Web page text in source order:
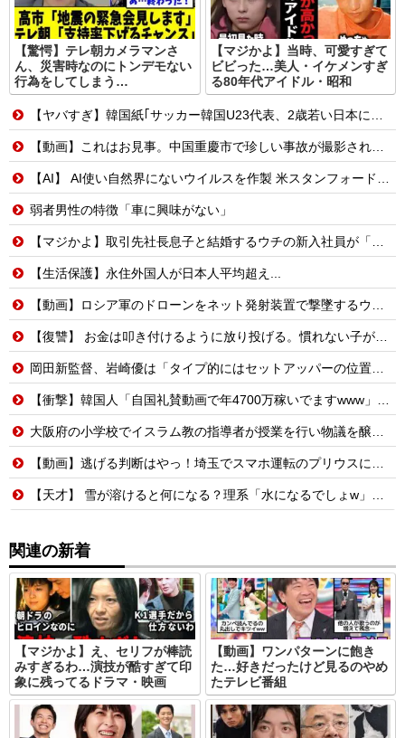
【驚愕】テレ朝カメラマンさ
ん、災害時なのにトンデモない
行為をしてしまう…
【マジかよ】当時、可愛すぎて
ビビった…美人・イケメンすぎ
る80年代アイドル・昭和
【ヤバすぎ】韓国紙｢サッカー韓国U23代表、2歳若い日本に負けると歴史的屈辱｣
【動画】これはお見事。中国重慶市で珍しい事故が撮影される。
【AI】 AI使い自然界にないウイルスを作製 米スタンフォード大学が成果発表
弱者男性の特徴「車に興味がない」
【マジかよ】取引先社長息子と結婚するウチの新入社員が「結婚も契約も中止になりました…」→俺「こっちもグループ全社の取引中止しよう」
【生活保護】永住外国人が日本人平均超え...
【動画】ロシア軍のドローンをネット発射装置で撃墜するウクライナ。
【復讐】 お金は叩き付けるように放り投げる。慣れない子がレジ打つと舌打ちしておっせーなと言う。
岡田新監督、岩崎優は「タイプ的にはセットアッパーの位置が一番合うてる」←おーん
【衝撃】韓国人「自国礼賛動画で年4700万稼いでますwww」→海外の反応ch運営の秘密…
大阪府の小学校でイスラム教の指導者が授業を行い物議を醸す！ #大阪 #イスラム教 #モスク
【動画】逃げる判断はやっ！埼玉でスマホ運転のプリウスに当て逃げされる車載。
【天才】 雪が溶けると何になる？理系「水になるでしょw」文系ワイ「はぁ～…」→結果ｗｗｗ
関連の新着
【マジかよ】え、セリフが棒読
みすぎるわ…演技が酷すぎて印
象に残ってるドラマ・映画
【動画】ワンパターンに飽き
た…好きだったけど見るのやめ
たテレビ番組